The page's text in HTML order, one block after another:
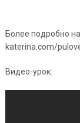
Более подробно
katerina.com/
Видео-урок: